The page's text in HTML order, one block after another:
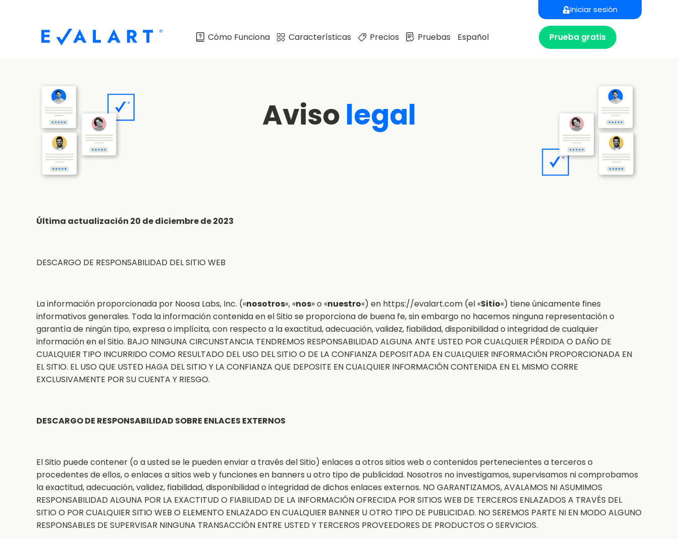
Iniciar sesión
Cómo Funciona Características Precios Pruebas Español Prueba gratis
Avisolegal
Última actualización 20 de diciembre de 2023
DESCARGO DE RESPONSABILIDAD DEL SITIO WEB
La información proporcionada por Noosa Labs, Inc. («nosotros«, «nos» o «nuestro«) en https://evalart.com (el «Sitio«) tiene únicamente fines
informativos generales. Toda la información contenida en el Sitio se proporciona de buena fe, sin embargo no hacemos ninguna representación o
garantía de ningún tipo, expresa o implícita, con respecto a la exactitud, adecuación, validez, fiabilidad, disponibilidad o integridad de cualquier
información en el Sitio. BAJO NINGUNA CIRCUNSTANCIA TENDREMOS RESPONSABILIDAD ALGUNA ANTE USTED POR CUALQUIER PÉRDIDA O DAÑO DE
CUALQUIER TIPO INCURRIDO COMO RESULTADO DEL USO DEL SITIO O DE LA CONFIANZA DEPOSITADA EN CUALQUIER INFORMACIÓN PROPORCIONADA EN
EL SITIO. EL USO QUE USTED HAGA DEL SITIO Y LA CONFIANZA QUE DEPOSITE EN CUALQUIER INFORMACIÓN CONTENIDA EN EL MISMO CORRE
EXCLUSIVAMENTE POR SU CUENTA Y RIESGO.
DESCARGO DE RESPONSABILIDAD SOBRE ENLACES EXTERNOS
El Sitio puede contener (o a usted se le pueden enviar a través del Sitio) enlaces a otros sitios web o contenidos pertenecientes a terceros o
procedentes de ellos, o enlaces a sitios web y funciones en banners u otro tipo de publicidad. Nosotros no investigamos, supervisamos ni comprobamos
la exactitud, adecuación, validez, fiabilidad, disponibilidad o integridad de dichos enlaces externos. NO GARANTIZAMOS, AVALAMOS NI ASUMIMOS
RESPONSABILIDAD ALGUNA POR LA EXACTITUD O FIABILIDAD DE LA INFORMACIÓN OFRECIDA POR SITIOS WEB DE TERCEROS ENLAZADOS A TRAVÉS DEL
SITIO O POR CUALQUIER SITIO WEB O ELEMENTO ENLAZADO EN CUALQUIER BANNER U OTRO TIPO DE PUBLICIDAD. NO SEREMOS PARTE NI EN MODO ALGUNO
RESPONSABLES DE SUPERVISAR NINGUNA TRANSACCIÓN ENTRE USTED Y TERCEROS PROVEEDORES DE PRODUCTOS O SERVICIOS.